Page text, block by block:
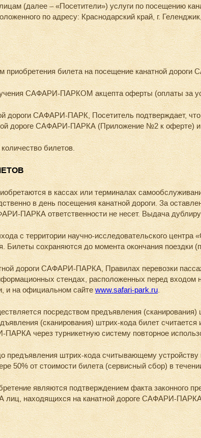
(далее – «Посетители») услуги по посещению
по адресу: Краснодарский край, г.
приобретения билета на посещение канатной
САФАРИ-ПАРКОМ акцепта оферты (оплаты за
дороги САФАРИ-ПАРК, Посетитель подтверждает,
дороге САФАРИ-ПАРКА (Приложение №2 к оферте)
билетов.
в кассах или терминалах
в день посещения канатной дороги. За
ПАРКА ответственности не несет. Выдача
с территории научно-исследовательского
сохраняются до момента окончания
дороги САФАРИ-ПАРКА, Правилах перевозки
стендах, расположенных перед входом
и на официальном сайтеwww.safari-park.ru.
посредством предъявления (сканирования)
(сканирования) штрих-кода билет считается
через турникетную систему повторное
предъявления штрих-кода считывающему
50% от стоимости билета (сервисный сбор) в
являются подтверждением факта законного
находящихся на канатной дороге САФАРИ-ПАРКА